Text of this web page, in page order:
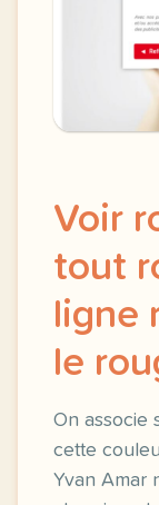
Voir
tout
ligne
le
On associe
cette
Yvan Amar